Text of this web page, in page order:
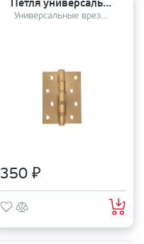
Петля универсальная Vantage 100*75*3 4B SG сатинированное золото
Универсальные врезные петли
350 ₽